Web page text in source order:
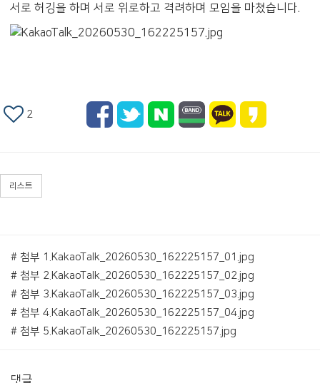
서로 허깅을 하며 서로 위로하고 격려하며 모임을 마쳤습니다.
2
리스트
# 첨부 1.KakaoTalk_20260530_162225157_01.jpg
# 첨부 2.KakaoTalk_20260530_162225157_02.jpg
# 첨부 3.KakaoTalk_20260530_162225157_03.jpg
# 첨부 4.KakaoTalk_20260530_162225157_04.jpg
# 첨부 5.KakaoTalk_20260530_162225157.jpg
댓글